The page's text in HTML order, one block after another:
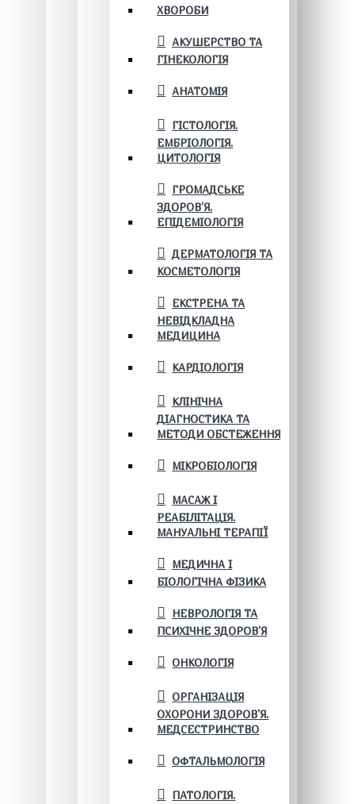
ХВОРОБИ
АКУШЕРСТВО ТА
ГІНЕКОЛОГІЯ
АНАТОМІЯ
ГІСТОЛОГІЯ.
ЕМБРІОЛОГІЯ.
ЦИТОЛОГІЯ
ГРОМАДСЬКЕ
ЗДОРОВ’Я.
ЕПІДЕМІОЛОГІЯ
ДЕРМАТОЛОГІЯ ТА
КОСМЕТОЛОГІЯ
ЕКСТРЕНА ТА
НЕВІДКЛАДНА
МЕДИЦИНА
КАРДІОЛОГІЯ
КЛІНІЧНА
ДІАГНОСТИКА ТА
МЕТОДИ ОБСТЕЖЕННЯ
МІКРОБІОЛОГІЯ
МАСАЖ І
РЕАБІЛІТАЦІЯ.
МАНУАЛЬНІ ТЕРАПІЇ
МЕДИЧНА І
БІОЛОГІЧНА ФІЗИКА
НЕВРОЛОГІЯ ТА
ПСИХІЧНЕ ЗДОРОВ’Я
ОНКОЛОГІЯ
ОРГАНІЗАЦІЯ
ОХОРОНИ ЗДОРОВ'Я.
МЕДСЕСТРИНСТВО
ОФТАЛЬМОЛОГІЯ
ПАТОЛОГІЯ.